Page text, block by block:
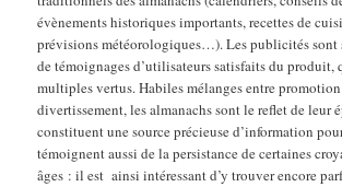
évènements historiques importants, recettes de
prévisions météorologiques…). Les publicités sont
de témoignages d’utilisateurs satisfaits du produit,
multiples vertus. Habiles mélanges entre
divertissement, les almanachs sont le reflet de leur
constituent une source précieuse d’information
témoignent aussi de la persistance de certaines
âges : il est ainsi intéressant d’y trouver encore